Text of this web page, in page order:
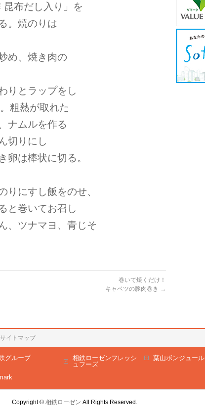
布だし入り」を
。焼のりは
め、焼き肉の
りとラップをし
粗熱が取れた
ナムルを作る
切りにし
卵は棒状に切る。
にすし飯をのせ、
と巻いてお召し
、ツナマヨ、青じそ
巻いて焼くだけ！
キャベツの豚肉巻き →
サイトマップ
グループ
相鉄ローゼンフレッシ
ュフーズ
葉山ボンジュール
Copyright © 相鉄ローゼン All Rights Reserved.